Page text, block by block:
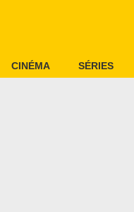
CINÉMA SÉRIES